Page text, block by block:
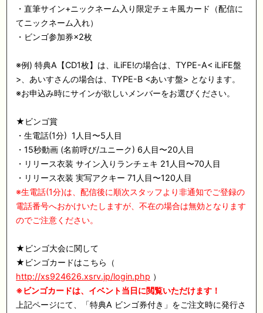
・直筆サイン+ニックネーム入り限定チェキ風カード（配信に
てニックネーム入れ）
・ビンゴ参加券×2枚
※例) 特典A【CD1枚】は、iLiFE!の場合は、TYPE-A< iLiFE盤
>、あいすさんの場合は、TYPE-B <あいす盤> となります。
※お申込み時にサインが欲しいメンバーをお選びください。
★ビンゴ賞
・生電話(1分) 1人目〜5人目
・15秒動画 (名前呼び/ユニーク) 6人目〜20人目
・リリース衣装 サイン入りランチェキ 21人目〜70人目
・リリース衣装 実写アクキー 71人目〜120人目
※生電話(1分)は、配信後に順次スタッフより非通知でご登録の
電話番号へおかけいたしますが、不在の場合は無効となります
のでご注意ください。
★ビンゴ大会に関して
★ビンゴカードはこちら（
http://xs924626.xsrv.jp/login.php ）
※ビンゴカードは、イベント当日に閲覧いただけます！
上記ページにて、「特典A ビンゴ券付き」をご注文時に発行さ